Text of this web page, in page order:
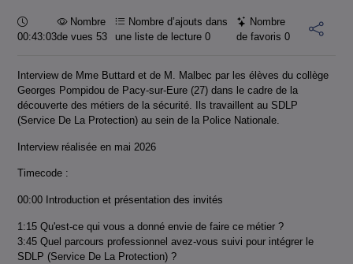
Durée :
00:43:03
Nombre
de vues 53
Nombre d’ajouts dans
une liste de lecture0
Nombre
de favoris 0
Interview de Mme Buttard et de M. Malbec par les élèves du collège
Georges Pompidou de Pacy-sur-Eure (27) dans le cadre de la
découverte des métiers de la sécurité. Ils travaillent au SDLP
(Service De La Protection) au sein de la Police Nationale.
Interview réalisée en mai 2026
Timecode :
00:00 Introduction et présentation des invités
1:15 Qu'est-ce qui vous a donné envie de faire ce métier ?
3:45 Quel parcours professionnel avez-vous suivi pour intégrer le
SDLP (Service De La Protection) ?